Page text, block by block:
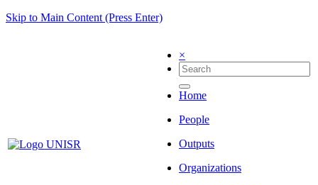
Skip to Main Content (Press Enter)
×
Home
People
Outputs
Organizations